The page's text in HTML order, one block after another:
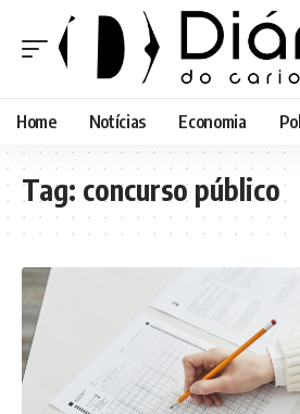
Home Notícias Economia
Tag: concurso público